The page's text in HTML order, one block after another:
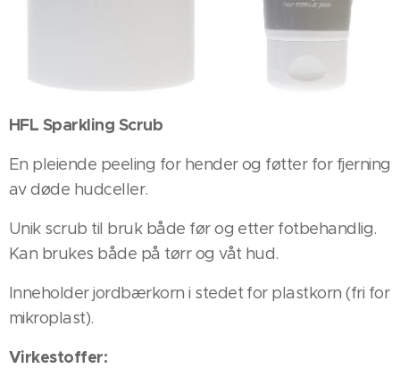
HFL Sparkling Scrub
En pleiende peeling for hender og føtter for fjerning
av døde hudceller.
Unik scrub til bruk både før og etter fotbehandlig.
Kan brukes både på tørr og våt hud.
Inneholder jordbærkorn i stedet for plastkorn (fri for
mikroplast).
Virkestoffer: